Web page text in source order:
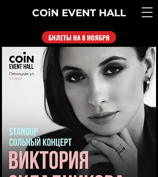
COiN EVENT HALL
БИЛЕТЫ НА 8 НОЯБРЯ